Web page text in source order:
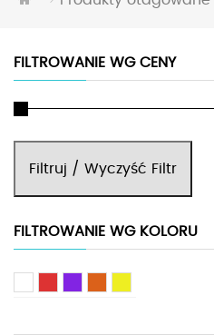
FILTROWANIE WG CENY
Filtruj / Wyczyść Filtr
FILTROWANIE WG KOLORU